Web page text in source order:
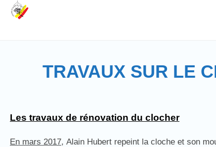
TRAVAUX SUR LE
Les travaux de rénovation du clocher
En mars 2017, Alain Hubert repeint la cloche et son